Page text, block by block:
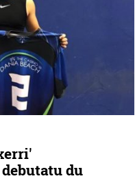
du